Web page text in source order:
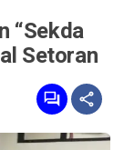
“Sekda
Setoran